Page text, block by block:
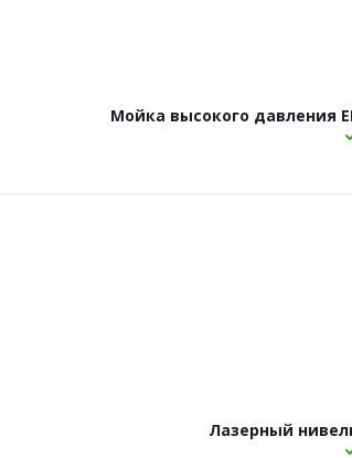
Мойка высокого давления
Лазерный